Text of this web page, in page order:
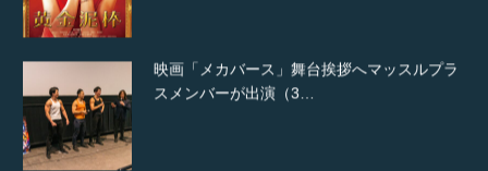
【TV】NHK BS「COOL JAPAN 」にてマッス